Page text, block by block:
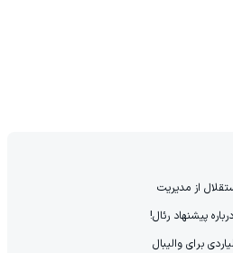
از مدیریت
پیشنهاد رئال!